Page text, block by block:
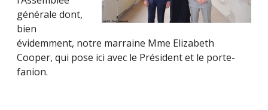
générale dont,
bien
évidemment, notre marraine Mme Elizabeth
Cooper, qui pose ici avec le Président et le porte-
fanion.